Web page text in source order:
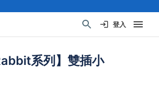
登入
系列】雙插小